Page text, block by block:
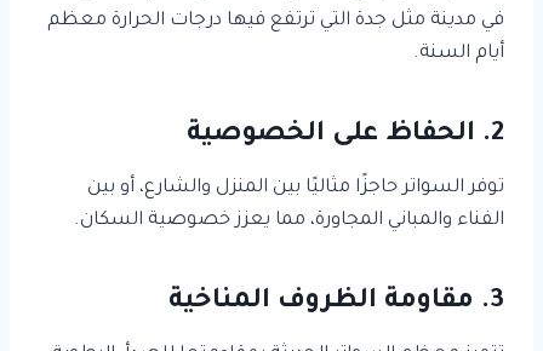
في مدينة مثل جدة التي ترتفع فيها درجات الحرارة معظم
أيام السنة.
2. الحفاظ على الخصوصية
توفر السواتر حاجزًا مثاليًا بين المنزل والشارع، أو بين
الفناء والمباني المجاورة، مما يعزز خصوصية السكان.
3. مقاومة الظروف المناخية